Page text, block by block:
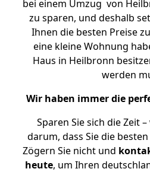
bei einem Umzug von
zu sparen, und deshalb
Ihnen die besten Preise
eine kleine Wohnung
Haus in Heilbronn
werden
Wir haben immer die
Sparen Sie sich die Zeit
darum, dass Sie die
Zögern Sie nicht und
heute, um Ihren